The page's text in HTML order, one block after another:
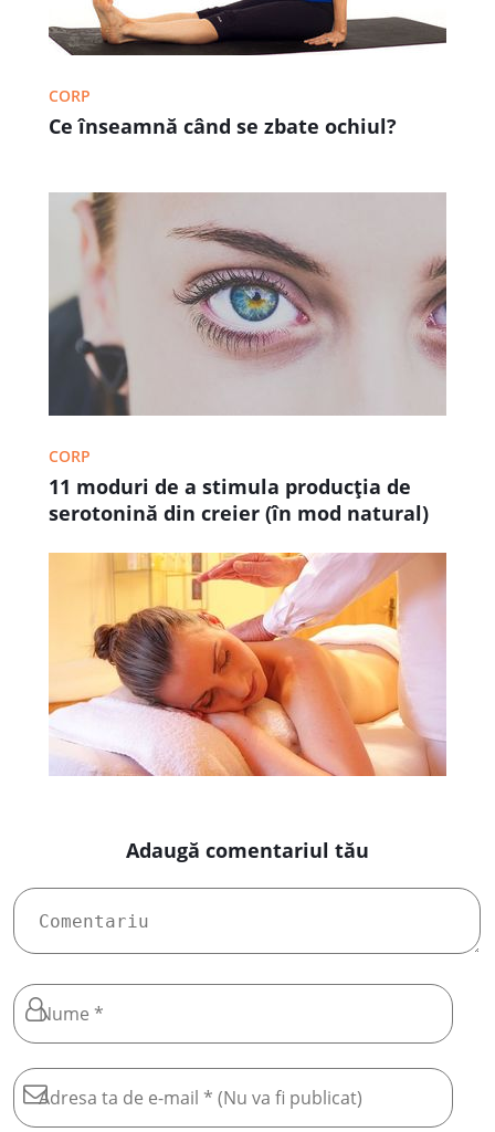
CORP
Ce înseamnă când se zbate ochiul?
CORP
11 moduri de a stimula producţia de
serotonină din creier (în mod natural)
Adaugă comentariul tău